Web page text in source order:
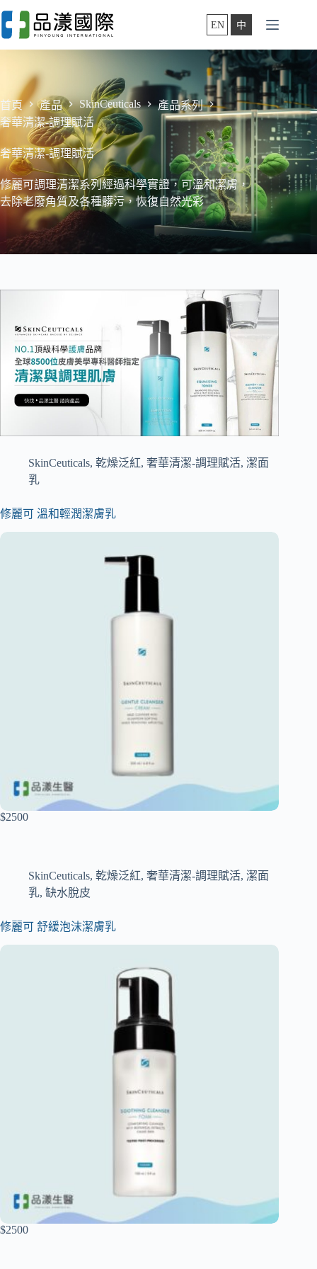
跳
至
主
EN 中
首頁 產品 SkinCeuticals
產品系列
奢華清潔-調理賦活
奢華清潔-調理賦活
修麗可調理清潔系列經過科學實證，可溫和潔膚，
去除老廢角質及各種髒污，恢復自然光彩
SkinCeuticals, 乾燥泛紅, 奢華清潔-調理賦活, 潔面
乳
修麗可 溫和輕潤潔膚乳
$2500
SkinCeuticals, 乾燥泛紅, 奢華清潔-調理賦活, 潔面
乳, 缺水脫皮
修麗可 舒緩泡沫潔膚乳
$2500